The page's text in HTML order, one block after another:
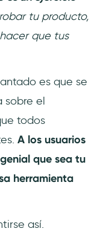
tu producto,
que tus
es que se
sobre el
todos
A los usuarios
que sea tu
herramienta
así.